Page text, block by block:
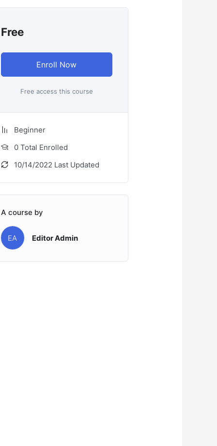
Free
Enroll Now
Free access this course
Beginner
0 Total Enrolled
10/14/2022 Last Updated
A course by
EA Editor Admin